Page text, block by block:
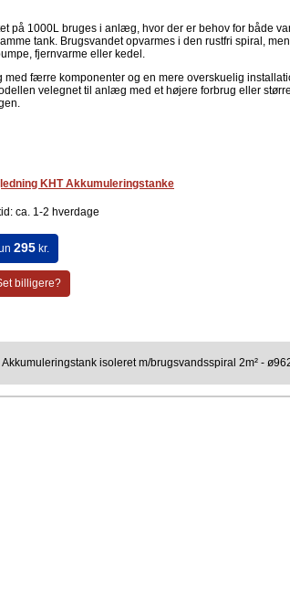
på 1000L bruges i anlæg, hvor der er behov for både
tank. Brugsvandet opvarmes i den rustfri spiral,
fjernvarme eller kedel.
med færre komponenter og en mere overskuelig
velegnet til anlæg med et højere forbrug eller
KHT Akkumuleringstanke
ca. 1-2 hverdage
295kr.
billigere?
Akkumuleringstank isoleret m/brugsvandsspiral 2m² -